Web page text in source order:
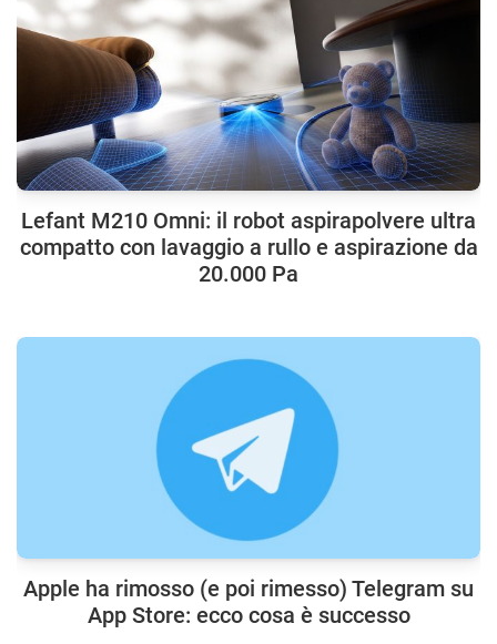
Lefant M210 Omni: il robot aspirapolvere ultra
compatto con lavaggio a rullo e aspirazione da
20.000 Pa
Apple ha rimosso (e poi rimesso) Telegram su
App Store: ecco cosa è successo